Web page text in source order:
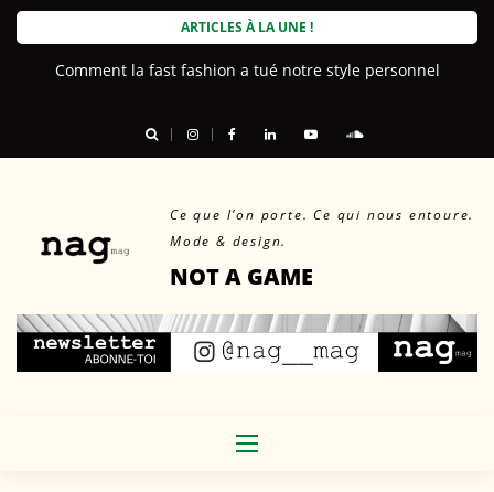
Skip
ARTICLES À LA UNE !
Comment la fast fashion a tué notre style personnel
Le beau, le durable, et nous
Ce que l’on porte. Ce qui nous entoure.
Mode & design.
NOT A GAME